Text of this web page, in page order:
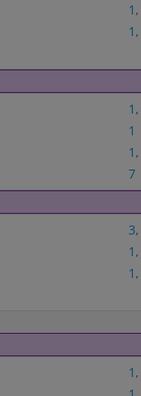
1 ,
1 ,
1 ,
1
1 ,
7
3,
1 ,
1 ,
1 ,